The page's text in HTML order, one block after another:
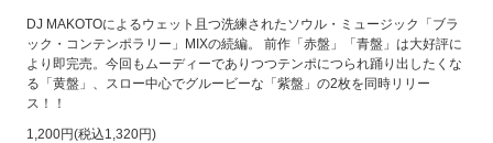
DJ MAKOTOによるウェット且つ洗練されたソウル・ミュージック「ブラ
ック・コンテンポラリー」MIXの続編。 前作「赤盤」「青盤」は大好評に
より即完売。今回もムーディーでありつつテンポにつられ踊り出したくな
る「黄盤」、スロー中心でグルービーな「紫盤」の2枚を同時リリー
ス！！
1,200円(税込1,320円)